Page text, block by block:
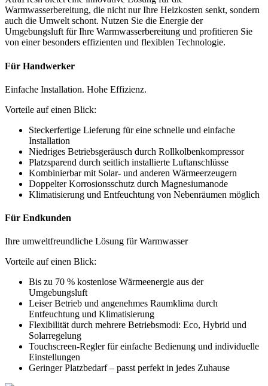
Warmwasserbereitung, die nicht nur Ihre Heizkosten senkt, sondern
auch die Umwelt schont. Nutzen Sie die Energie der
Umgebungsluft für Ihre Warmwasserbereitung und profitieren Sie
von einer besonders effizienten und flexiblen Technologie.
Für Handwerker
Einfache Installation. Hohe Effizienz.
Vorteile auf einen Blick:
Steckerfertige Lieferung für eine schnelle und einfache
Installation
Niedriges Betriebsgeräusch durch Rollkolbenkompressor
Platzsparend durch seitlich installierte Luftanschlüsse
Kombinierbar mit Solar- und anderen Wärmeerzeugern
Doppelter Korrosionsschutz durch Magnesiumanode
Klimatisierung und Entfeuchtung von Nebenräumen möglich
Für Endkunden
Ihre umweltfreundliche Lösung für Warmwasser
Vorteile auf einen Blick:
Bis zu 70 % kostenlose Wärmeenergie aus der
Umgebungsluft
Leiser Betrieb und angenehmes Raumklima durch
Entfeuchtung und Klimatisierung
Flexibilität durch mehrere Betriebsmodi: Eco, Hybrid und
Solarregelung
Touchscreen-Regler für einfache Bedienung und individuelle
Einstellungen
Geringer Platzbedarf – passt perfekt in jedes Zuhause